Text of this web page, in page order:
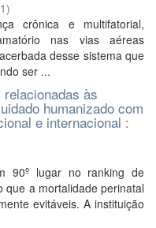
)
crônica e multifatorial,
nas vias aéreas
desse sistema que
ser ...
às
humanizado com
e internacional :
90º lugar no ranking de
que a mortalidade perinatal
evitáveis. A instituição